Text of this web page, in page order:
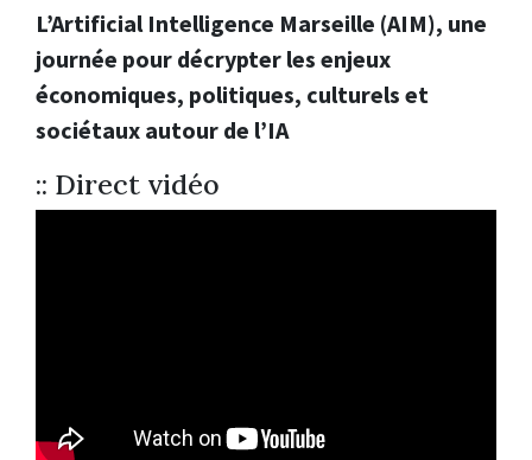
L’Artificial Intelligence Marseille (AIM), une
journée pour décrypter les enjeux
économiques, politiques, culturels et
sociétaux autour de l’IA
:: Direct vidéo